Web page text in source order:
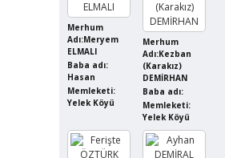
Merhum
Adı:Meryem
ELMALI
Baba adı:
Hasan
Memleketi:
Yelek Köyü
Merhum
Adı:Kezban
(Karakız)
DEMİRHAN
Baba adı:
Memleketi:
Yelek Köyü